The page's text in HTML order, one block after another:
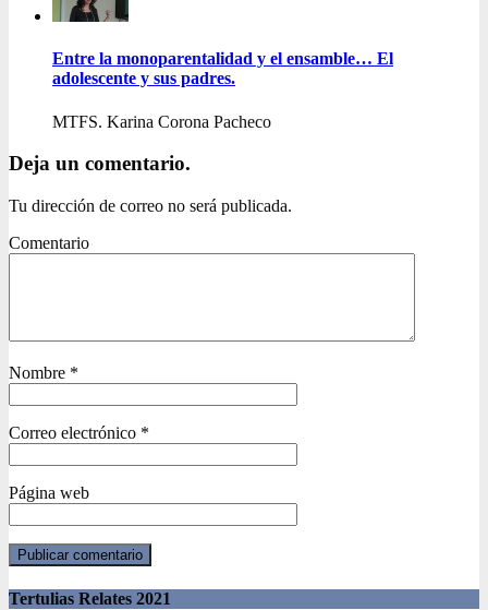
Entre la monoparentalidad y el ensamble… El
adolescente y sus padres.
MTFS. Karina Corona Pacheco
Deja un comentario.
Tu dirección de correo no será publicada.
Comentario
Nombre *
Correo electrónico *
Página web
Tertulias Relates 2021